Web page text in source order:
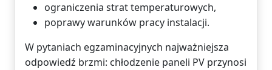
ograniczenia strat temperaturowych,
poprawy warunków pracy instalacji.
W pytaniach egzaminacyjnych najważniejsza
odpowiedź brzmi: chłodzenie paneli PV przynosi